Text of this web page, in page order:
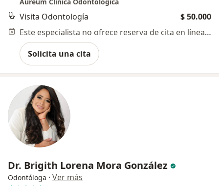
Aureum Clinica Odontologica
Visita Odontología
$ 50.000
Este especialista no ofrece reserva de cita en línea en esta dirección.
Solicita una cita
Dr. Brigith Lorena Mora González
Odontóloga · Ver más